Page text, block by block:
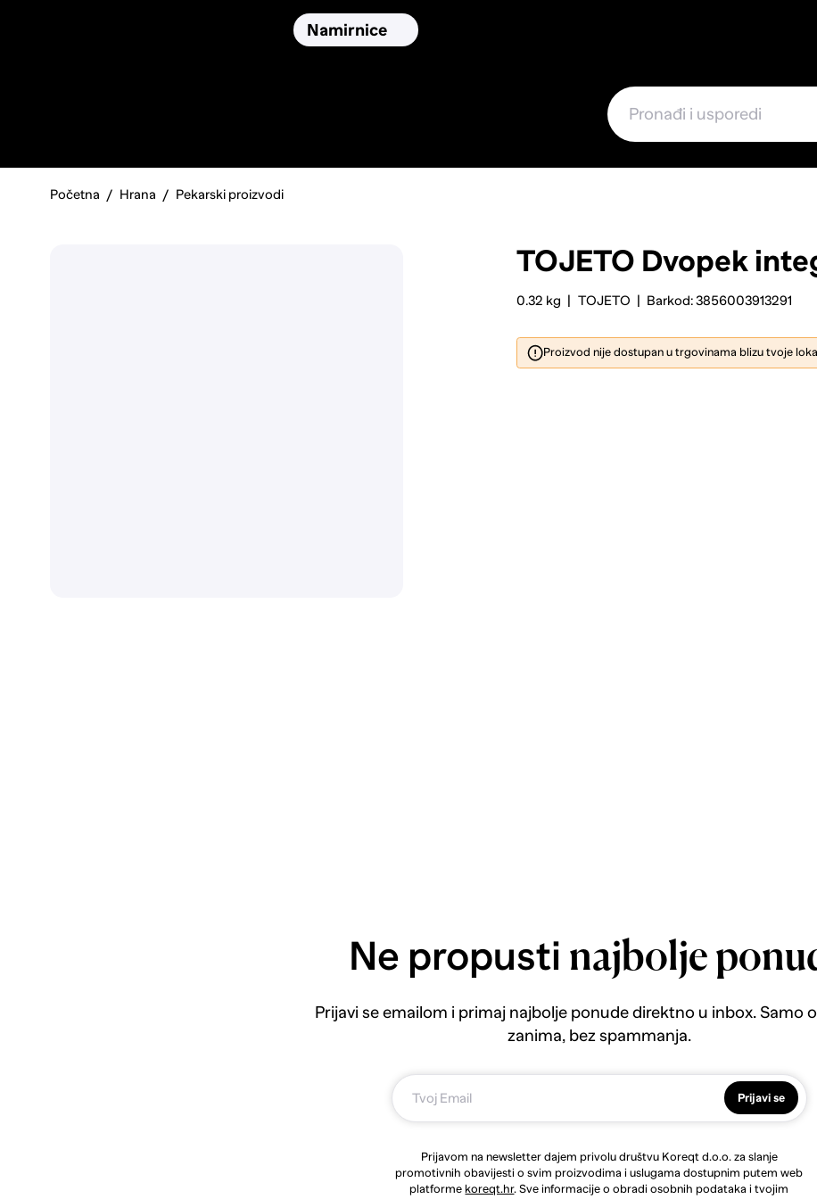
Namirnice
Početna Hrana Pekarski proizvodi
TOJETO Dvopek
0.32 kg TOJETO Barkod: 3856003913291
Proizvod nije dostupan u trgovinama blizu tvoje
Ne propusti najbolje
Prijavi se emailom i primaj najbolje ponude direktno u inbox. Samo
zanima, bez spammanja.
Prijavi se
Prijavom na newsletter dajem privolu društvu Koreqt d.o.o. za slanje
promotivnih obavijesti o svim proizvodima i uslugama dostupnim putem web
platforme koreqt.hr. Sve informacije o obradi osobnih podataka i tvojim